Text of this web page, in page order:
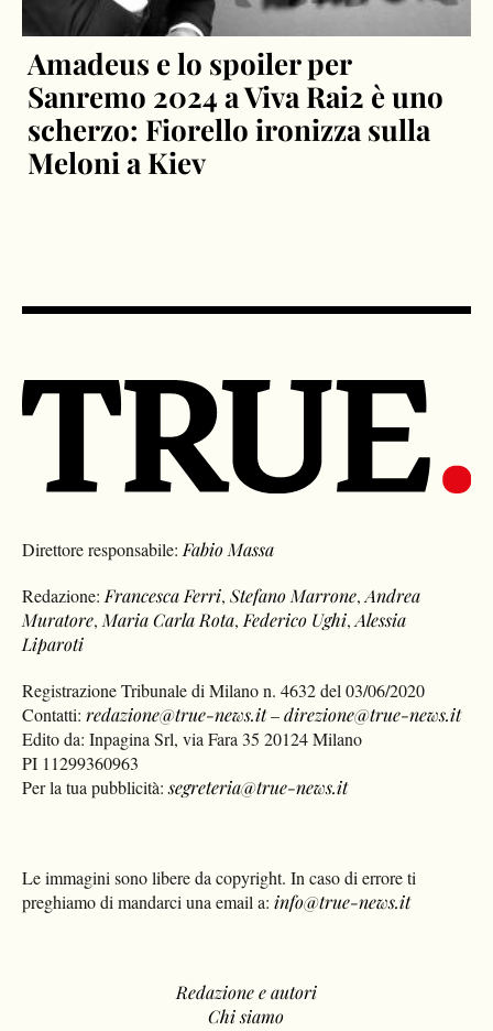
Amadeus e lo spoiler per
Sanremo 2024 a Viva Rai2 è uno
scherzo: Fiorello ironizza sulla
Meloni a Kiev
Direttore responsabile: Fabio Massa
Redazione: Francesca Ferri,Stefano Marrone,Andrea
Muratore, Maria Carla Rota, Federico Ughi,Alessia
Liparoti
Registrazione Tribunale di Milano n. 4632 del 03/06/2020
Contatti:redazione@true-news.it–direzione@true-news.it
Edito da: Inpagina Srl, via Fara 35 20124 Milano
PI 11299360963
Per la tua pubblicità:segreteria@true-news.it
Le immagini sono libere da copyright. In caso di errore ti
preghiamo di mandarci una email a: info@true-news.it
Redazione e autori
Chi siamo